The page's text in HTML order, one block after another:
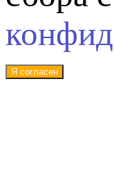
Я согласен